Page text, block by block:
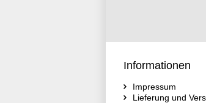
Informationen
Impressum
Lieferung und